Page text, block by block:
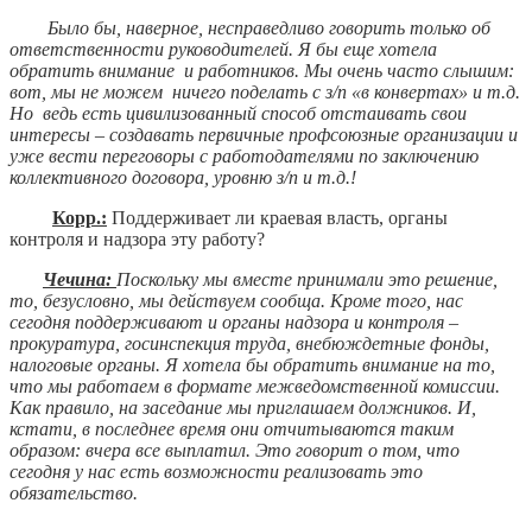
Было бы, наверное, несправедливо говорить только об
ответственности руководителей. Я бы еще хотела
обратить внимание и работников. Мы очень часто слышим:
вот, мы не можем ничего поделать с з/п «в конвертах» и т.д.
Но ведь есть цивилизованный способ отстаивать свои
интересы – создавать первичные профсоюзные организации и
уже вести переговоры с работодателями по заключению
коллективного договора, уровню з/п и т.д.!
Корр.: Поддерживает ли краевая власть, органы
контроля и надзора эту работу?
Чечина: Поскольку мы вместе принимали это решение,
то, безусловно, мы действуем сообща. Кроме того, нас
сегодня поддерживают и органы надзора и контроля –
прокуратура, госинспекция труда, внебюждетные фонды,
налоговые органы. Я хотела бы обратить внимание на то,
что мы работаем в формате межведомственной комиссии.
Как правило, на заседание мы приглашаем должников. И,
кстати, в последнее время они отчитываются таким
образом: вчера все выплатил. Это говорит о том, что
сегодня у нас есть возможности реализовать это
обязательство.